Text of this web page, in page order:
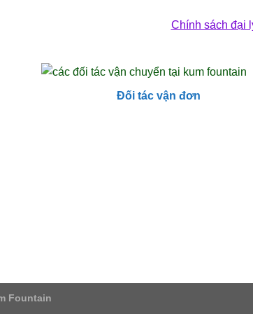
Chính sách đại
Đối tác vận đơn
Fountain